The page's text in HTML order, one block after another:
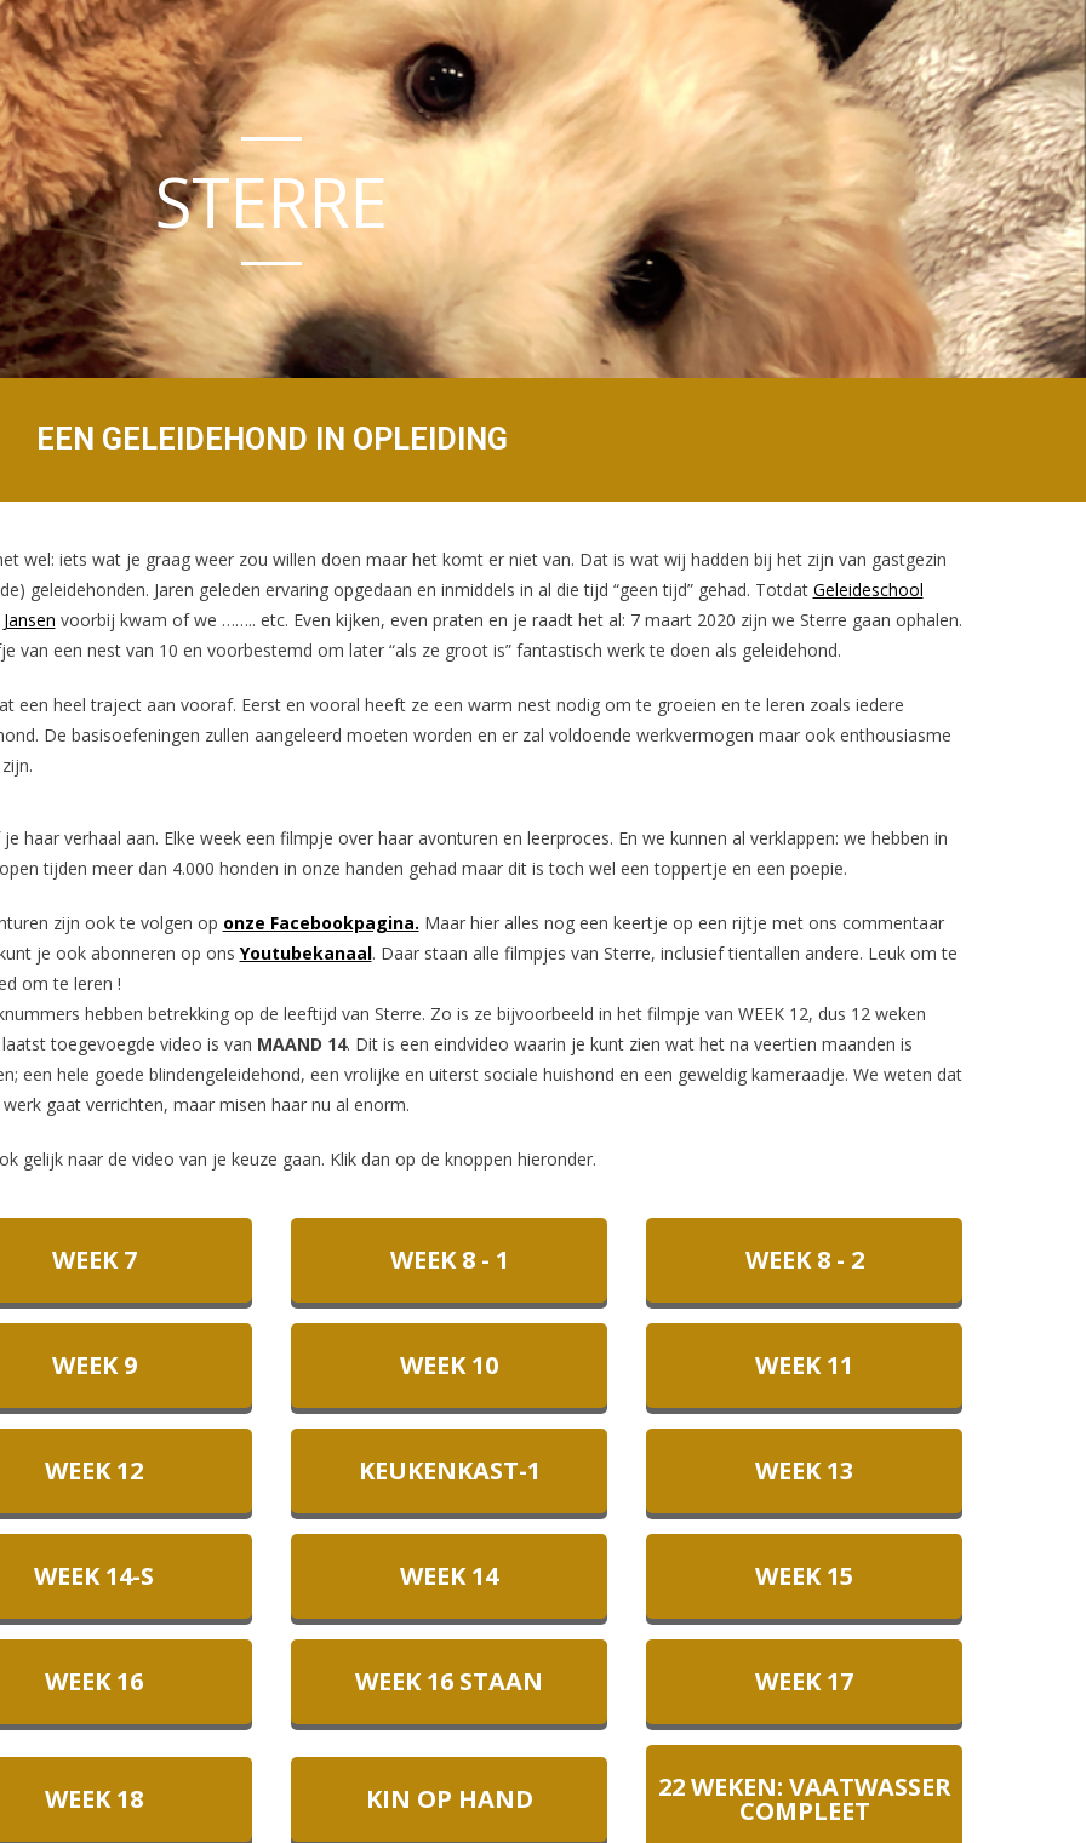
STERRE
EEN GELEIDEHOND IN OPLEIDING
wel: iets wat je graag weer zou willen doen maar het komt er niet van. Dat is wat wij hadden bij het zijn van gastgezin
geleidehonden. Jaren geleden ervaring opgedaan en inmiddels in al die tijd “geen tijd” gehad. Totdat Geleideschool
voorbij kwam of we …….. etc. Even kijken, even praten en je raadt het al: 7 maart 2020 zijn we Sterre gaan ophalen.
van een nest van 10 en voorbestemd om later “als ze groot is” fantastisch werk te doen als geleidehond.
een heel traject aan vooraf. Eerst en vooral heeft ze een warm nest nodig om te groeien en te leren zoals iedere
De basisoefeningen zullen aangeleerd moeten worden en er zal voldoende werkvermogen maar ook enthousiasme
haar verhaal aan. Elke week een filmpje over haar avonturen en leerproces. En we kunnen al verklappen: we hebben in
tijden meer dan 4.000 honden in onze handen gehad maar dit is toch wel een toppertje en een poepie.
zijn ook te volgen op onze Facebookpagina. Maar hier alles nog een keertje op een rijtje met ons commentaar
je ook abonneren op ons Youtubekanaal. Daar staan alle filmpjes van Sterre, inclusief tientallen andere. Leuk om te
om te leren !
hebben betrekking op de leeftijd van Sterre. Zo is ze bijvoorbeeld in het filmpje van WEEK 12, dus 12 weken
toegevoegde video is van MAAND 14. Dit is een eindvideo waarin je kunt zien wat het na veertien maanden is
een hele goede blindengeleidehond, een vrolijke en uiterst sociale huishond en een geweldig kameraadje. We weten dat
gaat verrichten, maar misen haar nu al enorm.
gelijk naar de video van je keuze gaan. Klik dan op de knoppen hieronder.
WEEK 7 WEEK 8 - 1 WEEK 8 - 2
WEEK 9 WEEK 10 WEEK 11
WEEK 12 KEUKENKAST-1 WEEK 13
WEEK 14-S WEEK 14 WEEK 15
WEEK 16 WEEK 16 STAAN WEEK 17
WEEK 18 KIN OP HAND 22 WEKEN: VAATWASSER
COMPLEET